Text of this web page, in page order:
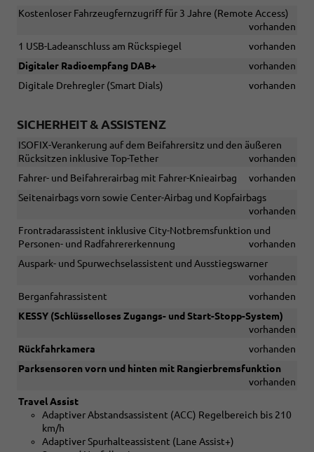
Kostenloser Fahrzeugfernzugriff für 3 Jahre (Remote Access)
vorhanden
1 USB-Ladeanschluss am Rückspiegel
vorhanden
Digitaler Radioempfang DAB+
vorhanden
Digitale Drehregler (Smart Dials)
vorhanden
SICHERHEIT & ASSISTENZ
ISOFIX-Verankerung auf dem Beifahrersitz und den äußeren
Rücksitzen inklusive Top-Tether
vorhanden
Fahrer- und Beifahrerairbag mit Fahrer-Knieairbag
vorhanden
Seitenairbags vorn sowie Center-Airbag und Kopfairbags
vorhanden
Frontradarassistent inklusive City-Notbremsfunktion und
Personen- und Radfahrererkennung
vorhanden
Auspark- und Spurwechselassistent und Ausstiegswarner
vorhanden
Berganfahrassistent
vorhanden
KESSY (Schlüsselloses Zugangs- und Start-Stopp-System)
vorhanden
Rückfahrkamera
vorhanden
Parksensoren vorn und hinten mit Rangierbremsfunktion
vorhanden
Travel Assist
Adaptiver Abstandsassistent (ACC) Regelbereich bis 210
km/h
Adaptiver Spurhalteassistent (Lane Assist+)